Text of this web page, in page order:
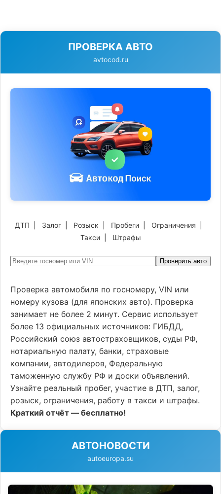
ПРОВЕРКА АВТО
avtocod.ru
ДТП Залог Розыск Пробеги Ограничения
Такси| Штрафы
Проверить авто
Проверка автомобиля по госномеру, VIN или
номеру кузова (для японских авто). Проверка
занимает не более 2 минут. Сервис использует
более 13 официальных источников: ГИБДД,
Российский союз автостраховщиков, суды РФ,
нотариальную палату, банки, страховые
компании, автодилеров, Федеральную
таможенную службу РФ и доски объявлений.
Узнайте реальный пробег, участие в ДТП, залог,
розыск, ограничения, работу в такси и штрафы.
Краткий отчёт — бесплатно!
АВТОНОВОСТИ
autoeuropa.su